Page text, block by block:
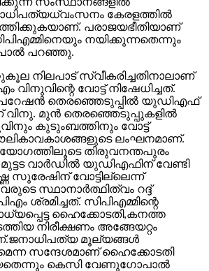
കേരളത്തില്‍
പരാജയഭീതിയാണ്
നയിക്കുന്നതെന്നും
പറഞ്ഞു.
സ്വീകരിച്ചതിനാലാണ്
വിനുവിന്റെ വോട്ട് നിഷേധിച്ചത്.
തെരഞ്ഞെടുപ്പില്‍ യുഡിഎഫ്
വിനു. മുന്‍ തെരഞ്ഞെടുപ്പുകളില്‍
കുടുംബത്തിനും വോട്ട്
ലംഘനമാണ്.
തിരുവനന്തപുരം
വാര്‍ഡില്‍ യുഡിഎഫിന് വേണ്ടി
സുരേഷിന് വോട്ടില്ലെന്ന്
സ്ഥാനാര്‍ത്ഥിത്വം റദ്ദ്
ശ്രമിച്ചത്. സിപിഎമ്മിന്റെ
ഹൈക്കോടതി,കനത്ത
നിരീക്ഷണം അങ്ങേയറ്റം
മൂല്യങ്ങള്‍
സന്ദേശമാണ് ഹൈക്കോടതി
കെസി വേണുഗോപാല്‍